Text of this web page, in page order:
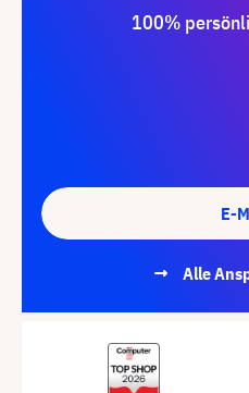
100%
E-
Alle